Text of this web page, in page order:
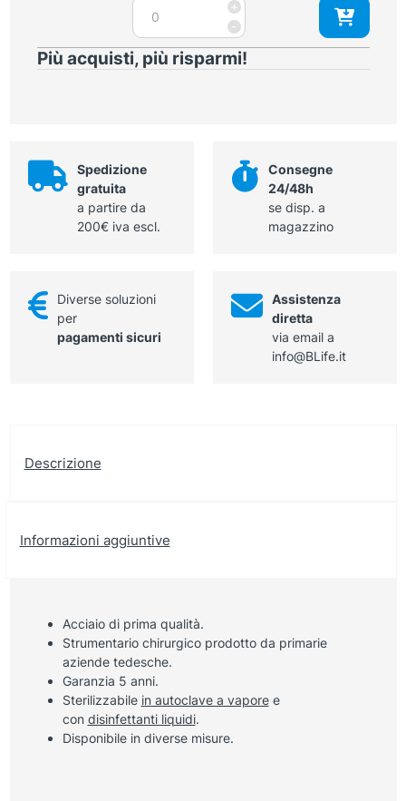
-
Pinza
Adson
punta
zigrinata
+
Più acquisti, più risparmi!
Spedizione
gratuita
a partire da
200€ iva escl.
Consegne
24/48h
se disp. a
magazzino
Diverse soluzioni
per
pagamenti sicuri
Assistenza
diretta
via email a
info@BLife.it
Descrizione
Informazioni aggiuntive
Acciaio di prima qualità.
Strumentario chirurgico prodotto da primarie
aziende tedesche.
Garanzia 5 anni.
Sterilizzabile in autoclave a vaporee
con disinfettanti liquidi.
Disponibile in diverse misure.